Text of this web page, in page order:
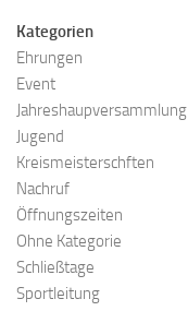
Kategorien
Ehrungen
Event
Jahreshaupversammlung
Jugend
Kreismeisterschften
Nachruf
Öffnungszeiten
Ohne Kategorie
Schließtage
Sportleitung